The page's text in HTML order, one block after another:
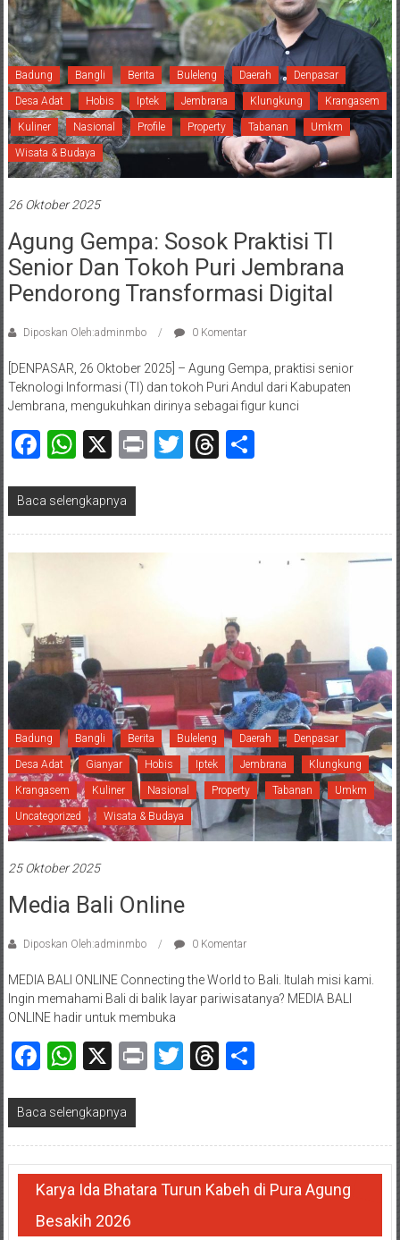
Badung Bangli Berita Buleleng Daerah Denpasar
Desa Adat Hobis Iptek Jembrana Klungkung Krangasem
Kuliner Nasional Profile Property Tabanan Umkm
Wisata & Budaya
26 Oktober 2025
Agung Gempa: Sosok Praktisi TI
Senior Dan Tokoh Puri Jembrana
Pendorong Transformasi Digital
Diposkan Oleh:adminmbo 0 Komentar
[DENPASAR, 26 Oktober 2025] – Agung Gempa, praktisi senior
Teknologi Informasi (TI) dan tokoh Puri Andul dari Kabupaten
Jembrana, mengukuhkan dirinya sebagai figur kunci
Facebook
WhatsApp
X PrintTwitterThreads
Baca selengkapnya
Badung Bangli Berita Buleleng Daerah Denpasar
Desa Adat Gianyar Hobis Iptek Jembrana Klungkung
Krangasem Kuliner Nasional Property Tabanan Umkm
Uncategorized Wisata & Budaya
25 Oktober 2025
Media Bali Online
Diposkan Oleh:adminmbo 0 Komentar
MEDIA BALI ONLINE Connecting the World to Bali. Itulah misi kami.
Ingin memahami Bali di balik layar pariwisatanya? MEDIA BALI
ONLINE hadir untuk membuka
Facebook
WhatsApp
X PrintTwitterThreads
Share
Baca selengkapnya
Karya Ida Bhatara Turun Kabeh di Pura Agung
Besakih 2026